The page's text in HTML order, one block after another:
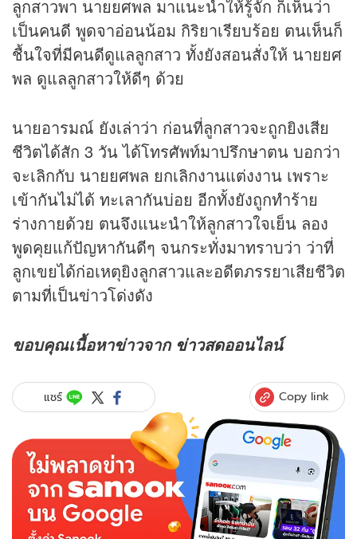
ลูกสาวพา นายยศพล มาแนะนำให้รู้จัก ก็เห็นว่า
เป็นคนดี พูดจาอ่อนน้อม กิริยาเรียบร้อย ตนเห็นก็
ชื้นใจที่มีคนดีดูแลลูกสาว ทั้งยังสอนสั่งให้ นายยศ
พล ดูแลลูกสาวให้ดีๆ ด้วย
นายอารมณ์ ยังเล่าว่า ก่อนที่ลูกสาวจะถูกยิงเสีย
ชีวิตได้สัก 3 วัน ได้โทรศัพท์มาปรึกษาตน บอกว่า
จะเลิกกับ นายยศพล ยกเลิกงานแต่งงาน เพราะ
เข้ากันไม่ได้ ทะเลากันบ่อย อีกทั้งยังถูกทำร้าย
ร่างกายด้วย ตนจึงแนะนำให้ลูกสาวใจเย็น ลอง
พูดคุยแก้ปัญหากันดีๆ จนกระทั่งมาทราบว่า ว่าที่
ลูกเขยได้ก่อเหตุยิงลูกสาวและอดีตภรรยาเสียชีวิต
ตามที่เป็นข่าวโด่งดัง
ขอบคุณเนื้อหาข่าวจาก ข่าวสดออนไลน์
แชร์ Copy link